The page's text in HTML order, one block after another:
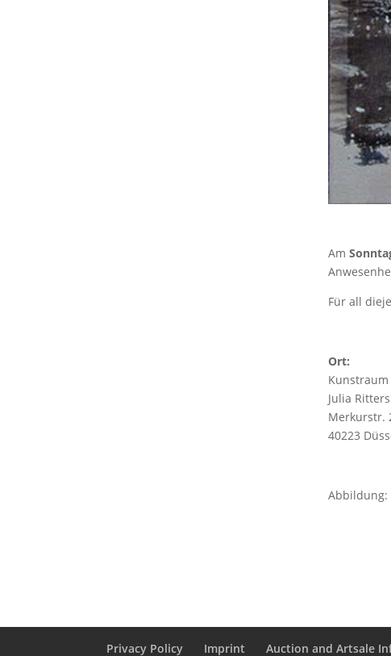
Am
Für all
Ort:
Kunstraum
Julia
Merkurstr.
40223
Abbildung:
Privacy Policy Imprint Auction and Artsale